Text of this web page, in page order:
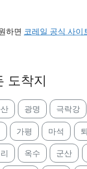
하면 코레일 공식 사이
도착지
광명 극락강
가평 마석
옥수 군산